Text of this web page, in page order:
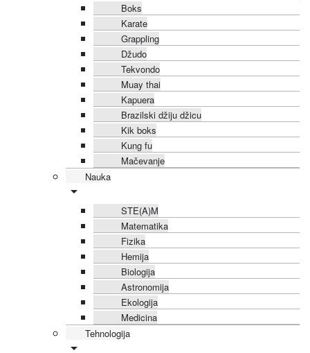
Boks
Karate
Grappling
Džudo
Tekvondo
Muay thai
Kapuera
Brazilski džiju džicu
Kik boks
Kung fu
Mačevanje
Nauka
STE(A)M
Matematika
Fizika
Hemija
Biologija
Astronomija
Ekologija
Medicina
Tehnologija